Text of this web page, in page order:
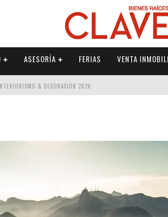
ASESORÍA FERIAS VENTA
& DECORACIÓN 2026
2026
& DECORACIÓN 2026